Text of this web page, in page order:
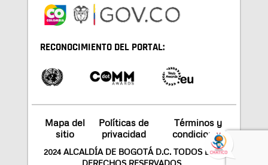
RECONOCIMIENTO DEL PORTAL:
Mapa del
sitio
Políticas de
privacidad
Términos y
condiciones
2024 ALCALDÍA DE BOGOTÁ D.C. TODOS LOS
DERECHOS RESERVADOS